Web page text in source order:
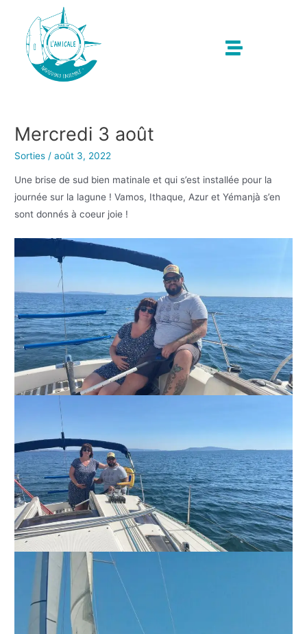
Mercredi 3 août
Sorties /août 3, 2022
Une brise de sud bien matinale et qui s’est installée pour la
journée sur la lagune ! Vamos, Ithaque, Azur et Yémanjà s’en
sont donnés à coeur joie !